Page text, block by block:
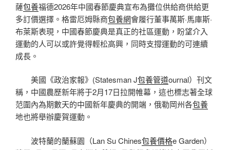
薩包養福德2026年中國春節慶典宣布為攤位供給商供給更
多訂價選擇。格雷厄姆縣商包養網會履行董事萬斯·馬庫斯·
布萊斯表現，中國春節慶典是真正的社區運動，盼望介入
運動的人可以或許覺得輕松高興，同時支撐運動的可連續
成長。
美國《政治家報》(Statesman J包養管道ournal）刊文
稱，中國農歷新年將于2月17日拉開帷幕，這也標志著全球
范圍內為期數天的中國新年慶典的開端，俄勒岡州各包養
地也將舉辦慶賀運動。
波特蘭的蘭蘇園（Lan Su Chines包養價格e Garden）